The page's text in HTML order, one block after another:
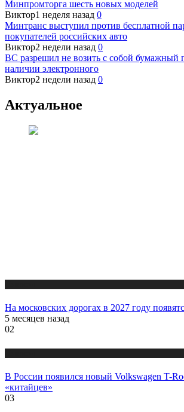
Минпромторга шесть новых моделей
Виктор1 неделя назад 0
Минтранс выступил против бесплатной
покупателей российских авто
Виктор2 недели назад 0
ВС разрешил не возить с собой
наличии электронного
Виктор2 недели назад 0
Актуальное
На московских дорогах в 2027 году
5 месяцев назад
02
В России появился новый Volkswagen T-
«китайцев»
03